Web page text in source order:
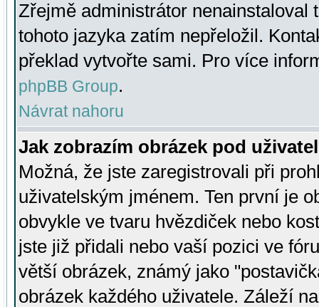
Zřejmě administrátor nenainstaloval
tohoto jazyka zatím nepřeložil.
překlad vytvořte sami. Pro více
phpBB Group.
Návrat nahoru
Jak zobrazím obrázek pod
Možná, že jste zaregistrovali při
uživatelským jménem. Ten první je
obvykle ve tvaru hvězdiček nebo
jste již přidali nebo vaší pozici ve
větší obrázek, známý jako
obrázek každého uživatele. Záleží